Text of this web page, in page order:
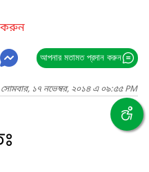
করুন
আপনার মতামত প্রদান করুন
সোমবার, ১৭ নভেম্বর, ২০১৪ এ ০৯:৫৫ PM